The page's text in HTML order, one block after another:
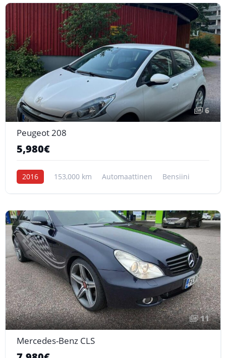
6
Peugeot 208
5,980€
2016 153,000 km Automaattinen Bensiini
11
Mercedes-Benz CLS